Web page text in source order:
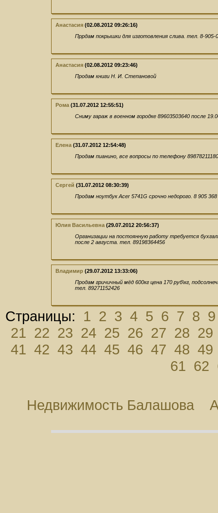
Анастасия (02.08.2012 09:26:16)
Пррдам покрышки для изготовления слива. тел. 8-905-
Анастасия (02.08.2012 09:23:46)
Продам книги Н. И. Степановой
Рома (31.07.2012 12:55:51)
Сниму гараж в военном городке 89603503640 после
Елена (31.07.2012 12:54:48)
Продам пианино, все вопросы по телефону 89878211180
Сергей (31.07.2012 08:30:39)
Продам ноутбук Acer 5741G срочно недорого. 8 905 368
Юлия Васильевна (29.07.2012 20:56:37)
Организации на постоянную работу требуется
после 2 августа. тел. 89198364456
Владимир (29.07.2012 13:33:06)
Продам гричичный мёд 600кг цена 170 руб\кг,
тел. 89271152426
Страницы: 1 2 3 4 5 6 7 8 9
21 22 23 24 25 26 27 28 29
41 42 43 44 45 46 47 48 49
61 62
Недвижимость Балашова